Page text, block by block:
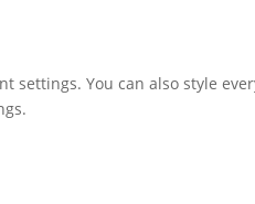
You can also style